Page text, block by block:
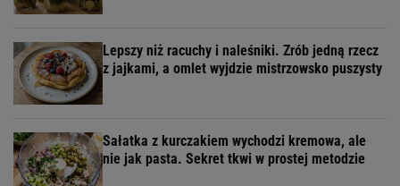
Lepszy niż racuchy i naleśniki. Zrób jedną rzecz
z jajkami, a omlet wyjdzie mistrzowsko puszysty
Sałatka z kurczakiem wychodzi kremowa, ale
nie jak pasta. Sekret tkwi w prostej metodzie